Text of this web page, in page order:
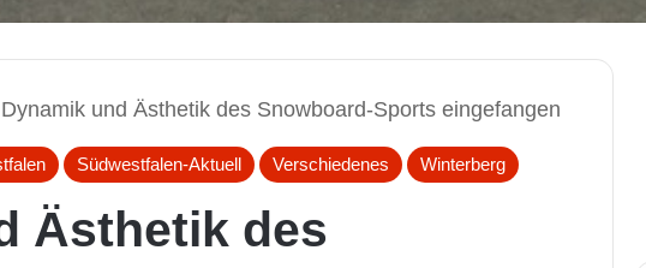
Dynamik und Ästhetik des Snowboard-Sports eingefangen
Südwestfalen-Aktuell Verschiedenes Winterberg
Ästhetik des